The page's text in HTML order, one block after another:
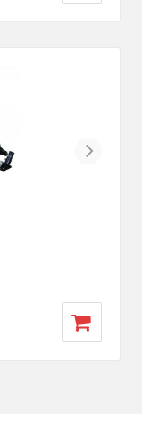
Next